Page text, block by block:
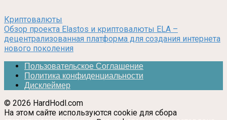
Криптовалюты
Обзор проекта Elastos и криптовалюты ELA –
децентрализованная платформа для создания интернета
нового поколения
Пользовательское Соглашение
Политика конфиденциальности
Дисклеймер
© 2026 HardHodl.com
На этом сайте используются cookie для сбора